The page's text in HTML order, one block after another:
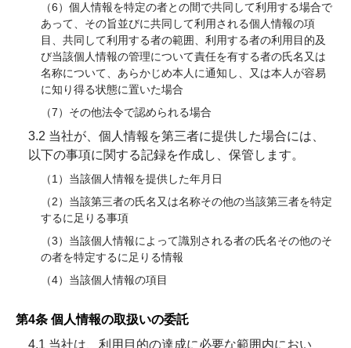
（6）個人情報を特定の者との間で共同して利用する場合で
あって、その旨並びに共同して利用される個人情報の項
目、共同して利用する者の範囲、利用する者の利用目的及
び当該個人情報の管理について責任を有する者の氏名又は
名称について、あらかじめ本人に通知し、又は本人が容易
に知り得る状態に置いた場合
（7）その他法令で認められる場合
3.2 当社が、個人情報を第三者に提供した場合には、
以下の事項に関する記録を作成し、保管します。
（1）当該個人情報を提供した年月日
（2）当該第三者の氏名又は名称その他の当該第三者を特定
するに足りる事項
（3）当該個人情報によって識別される者の氏名その他のそ
の者を特定するに足りる情報
（4）当該個人情報の項目
第4条 個人情報の取扱いの委託
4.1 当社は、利用目的の達成に必要な範囲内におい